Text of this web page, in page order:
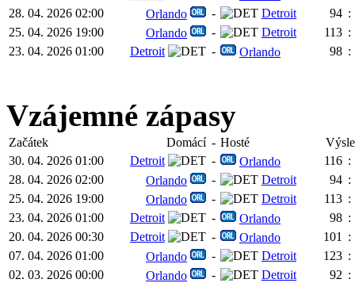
28. 04. 2026 02:00
Orlando - Detroit 94 :
25. 04. 2026 19:00
Orlando - Detroit 113 :
23. 04. 2026 01:00
Detroit - Orlando 98 :
Vzájemné zápasy
Začátek Domácí - Hosté
30. 04. 2026 01:00
Detroit - Orlando 116 :
28. 04. 2026 02:00
Orlando - Detroit 94 :
25. 04. 2026 19:00
Orlando - Detroit 113 :
23. 04. 2026 01:00
Detroit - Orlando 98 :
20. 04. 2026 00:30
Detroit - Orlando 101
:
07. 04. 2026 01:00
Orlando - Detroit 123 :
02. 03. 2026 00:00
Orlando - Detroit 92 :